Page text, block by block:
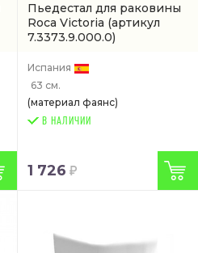
Пьедестал для раковины
Roca Victoria (артикул
7.3373.9.000.0)
Испания
63 см.
(материал фаянс)
В НАЛИЧИИ
1 726